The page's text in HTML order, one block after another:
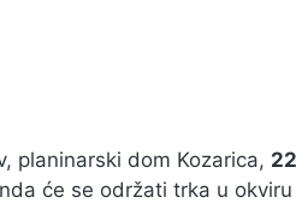
planinarski dom Kozarica,
će se održati trka u